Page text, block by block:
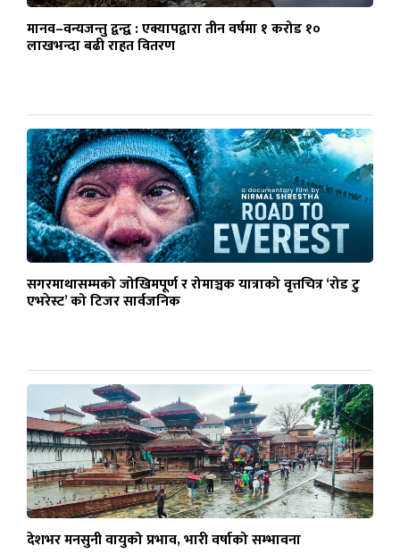
मानव–वन्यजन्तु द्वन्द्व : एक्यापद्वारा तीन वर्षमा १ करोड १०
लाखभन्दा बढी राहत वितरण
सगरमाथासम्मको जोखिमपूर्ण र रोमाञ्चक यात्राको वृत्तचित्र ‘रोड टु
एभरेस्ट’ को टिजर सार्वजनिक
देशभर मनसुनी वायुको प्रभाव, भारी वर्षाको सम्भावना